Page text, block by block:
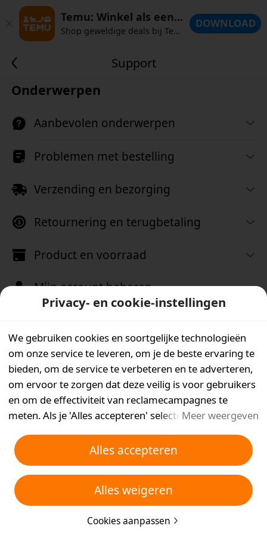
Temu: Winkel als een miljardair
Shop geweldige deals bij Temu!
DOWNLOAD
Support
Onderwerpen
Aanbevolen onderwerpen
Problemen met bestelling
Verzending en bezorging
Retournering en terugbetaling
Product en voorraad
Mijn account beheren
Aanmelden
Hoe maak ik een Temu-account aan?
Hoe kan ik me aan- of afmelden bij Temu?
Ik kan me niet bij mijn account aanmelden
Hoe kan ik mijn wachtwoord opnieuw instellen?
Hoe kan ik een gastbestelling koppelen aan mijn
Temu-account?
Privacy- en cookie-instellingen
We gebruiken cookies en soortgelijke technologieën
om onze service te leveren, om je de beste ervaring te
bieden, om de service te verbeteren en te adverteren,
om ervoor te zorgen dat deze veilig is voor gebruikers
en om de effectiviteit van reclamecampagnes te
meten. Als je 'Alles accepteren' selecteert, ga je ermee
samenwerken cookies en soortgelijke technologieën
op je apparaat opslaan voor reclamedoeleinden. Je
kunt ook kiezen welke typen cookies je wilt toestaan of
afwijzen door hieronder of in je privacyinstellingen op
'Cookies aanpassen' te klikken. Raadpleeg voor meer
Beleid inzake cookies en soortgelijke
Meer weergeven
Alles accepteren
Alles weigeren
Cookies aanpassen